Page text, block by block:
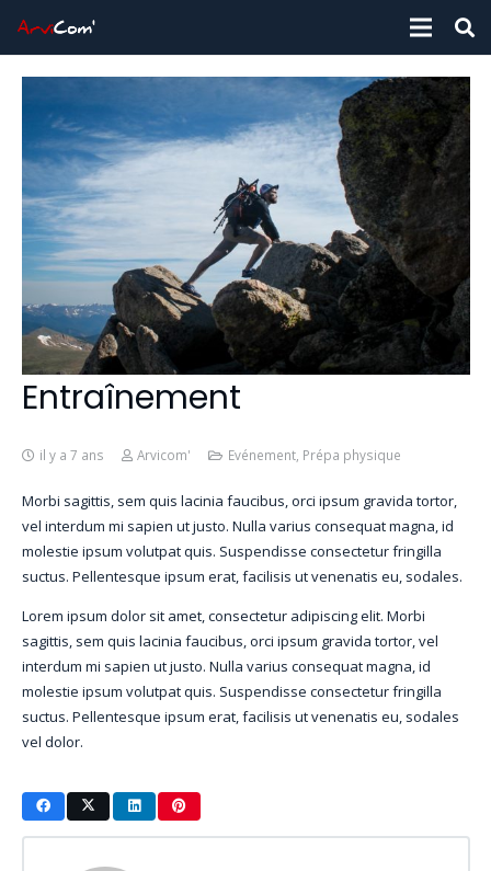
Entraînement
il y a 7 ans Arvicom' Evénement, Prépa physique
Morbi sagittis, sem quis lacinia faucibus, orci ipsum gravida tortor,
vel interdum mi sapien ut justo. Nulla varius consequat magna, id
molestie ipsum volutpat quis. Suspendisse consectetur fringilla
suctus. Pellentesque ipsum erat, facilisis ut venenatis eu, sodales.
Lorem ipsum dolor sit amet, consectetur adipiscing elit. Morbi
sagittis, sem quis lacinia faucibus, orci ipsum gravida tortor, vel
interdum mi sapien ut justo. Nulla varius consequat magna, id
molestie ipsum volutpat quis. Suspendisse consectetur fringilla
suctus. Pellentesque ipsum erat, facilisis ut venenatis eu, sodales
vel dolor.